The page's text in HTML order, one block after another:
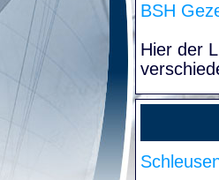
BSH
Hier der